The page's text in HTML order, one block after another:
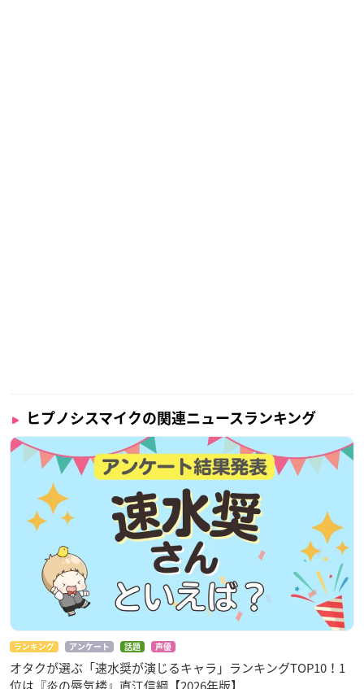
ヒプノシスマイクの関連ニュースランキング
ランキング アンケート 話題 声優
オタクが選ぶ「速水奨が演じるキャラ」ランキングTOP10！1